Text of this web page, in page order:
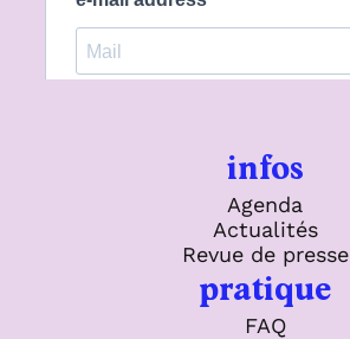
infos
Agenda
Actualités
Revue de presse
pratique
FAQ